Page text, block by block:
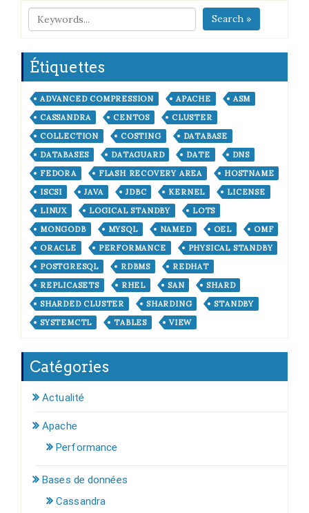
Search »
Étiquettes
ADVANCED COMPRESSION APACHE
ASM
CASSANDRA
CENTOS
CLUSTER
COLLECTION
COSTING
DATABASE
DATABASES
DATAGUARD DATE
DNS
FEDORA
FLASH RECOVERY AREA
HOSTNAME
ISCSI
JAVA JDBC KERNEL
LICENSE
LINUX
LOGICAL STANDBY
LOTS
MONGODB
MYSQL NAMED OEL
OMF
ORACLE
PERFORMANCE
PHYSICAL STANDBY
POSTGRESQL
RDBMS
REDHAT
REPLICASETS
RHEL SAN
SHARD
SHARDED CLUSTER
SHARDING
STANDBY
SYSTEMCTL
TABLES VIEW
Catégories
Actualité
Apache
Performance
Bases de données
Cassandra